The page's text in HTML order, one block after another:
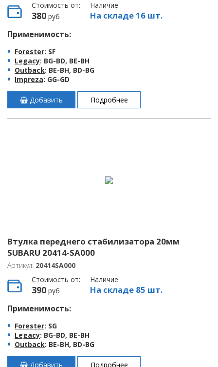
Стоимость от:
380 руб
Наличие
На складе 16 шт.
Применимость:
Forester: SF
Legacy: BG-BD, BE-BH
Outback: BE-BH, BD-BG
Impreza: GG-GD
Добавить Подробнее
Втулка переднего стабилизатора 20мм
SUBARU 20414-SA000
Артикул: 20414SA000
Стоимость от:
390 руб
Наличие
На складе 85 шт.
Применимость:
Forester: SG
Legacy: BG-BD, BE-BH
Outback: BE-BH, BD-BG
Добавить Подробнее